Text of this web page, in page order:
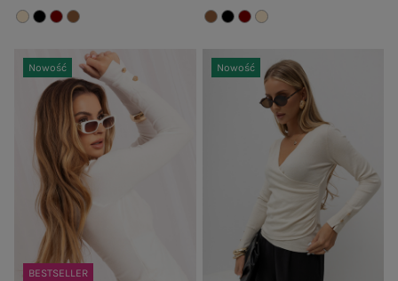
BESTSELLER
Nowość Nowość